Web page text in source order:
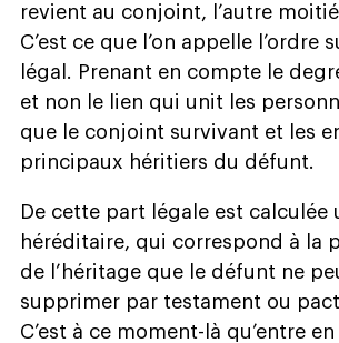
revient au conjoint, l’autre
C’est ce que l’on appelle l’ordre
légal. Prenant en compte le
et non le lien qui unit les
que le conjoint survivant et les
principaux héritiers du défunt.
De cette part légale est calculée
héréditaire, qui correspond à la
de l’héritage que le défunt ne
supprimer par testament ou
C’est à ce moment-là qu’entre